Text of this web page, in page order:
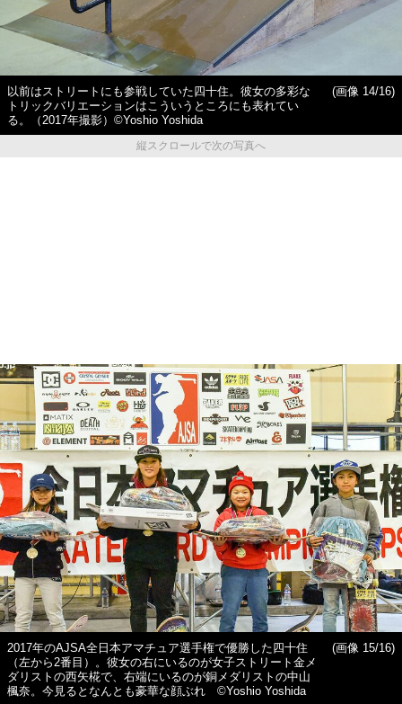
以前はストリートにも参戦していた四十住。彼女の多彩な
トリックバリエーションはこういうところにも表れてい
る。（2017年撮影）©Yoshio Yoshida
(画像 14/16)
縦スクロールで次の写真へ
2017年のAJSA全日本アマチュア選手権で優勝した四十住
（左から2番目）。彼女の右にいるのが女子ストリート金メ
ダリストの西矢椛で、右端にいるのが銅メダリストの中山
楓奈。今見るとなんとも豪華な顔ぶれ ©Yoshio Yoshida
(画像 15/16)